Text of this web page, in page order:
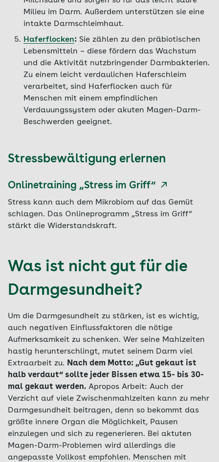
Milieu im Darm. Außerdem unterstützen sie eine
intakte Darmschleimhaut.
Haferflocken: Sie zählen zu den präbiotischen
Lebensmitteln – diese fördern das Wachstum
und die Aktivität nutzbringender Darmbakterien.
Zu einem leicht verdaulichen Haferschleim
verarbeitet, sind Haferflocken auch für
Menschen mit einem empfindlichen
Verdauungssystem oder akuten Magen-Darm-
Beschwerden geeignet.
Stressbewältigung erlernen
Onlinetraining „Stress im Griff“
Stress kann auch dem Mikrobiom auf das Gemüt
schlagen. Das Onlineprogramm „Stress im Griff“
stärkt die Widerstandskraft.
Was ist nicht gut für die
Darmgesundheit?
Um die Darmgesundheit zu stärken, ist es wichtig,
auch negativen Einflussfaktoren die nötige
Aufmerksamkeit zu schenken. Wer seine Mahlzeiten
hastig herunterschlingt, mutet seinem Darm viel
Extraarbeit zu. Nach dem Motto: „Gut gekaut ist
halb verdaut“ sollte jeder Bissen etwa 15- bis 30-
mal gekaut werden. Apropos Arbeit: Auch der
Verzicht auf viele Zwischenmahlzeiten kann zu mehr
Darmgesundheit beitragen, denn so bekommt das
größte innere Organ die Möglichkeit, Pausen
einzulegen und sich zu regenerieren. Bei aktuten
Magen-Darm-Problemen wird allerdings die
angepasste Vollkost empfohlen. Menschen mit